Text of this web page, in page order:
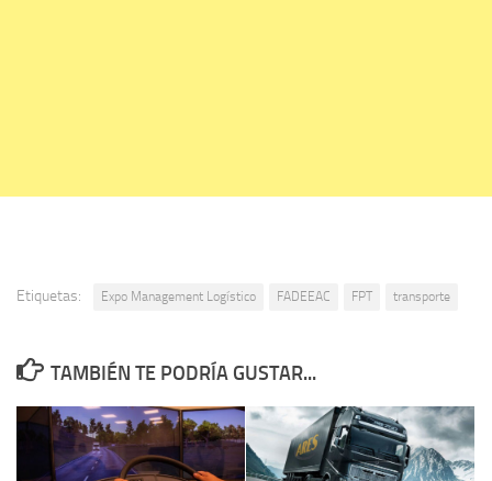
Etiquetas: Expo Management Logístico FADEEAC FPT transporte
TAMBIÉN TE PODRÍA GUSTAR...